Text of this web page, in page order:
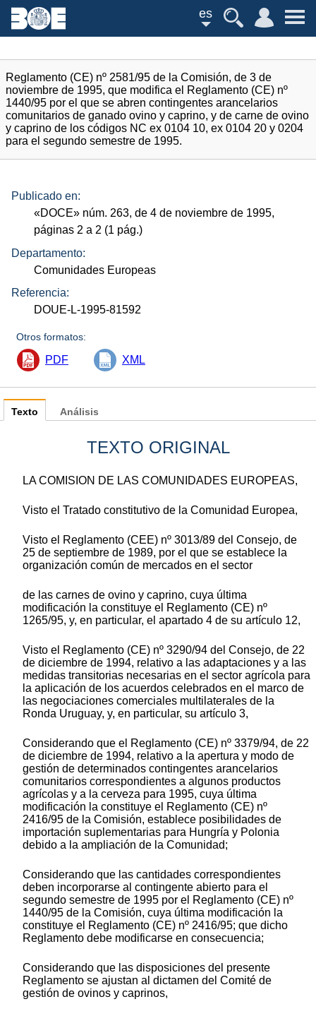
es
Reglamento (CE) nº 2581/95 de la Comisión, de 3 de
noviembre de 1995, que modifica el Reglamento (CE) nº
1440/95 por el que se abren contingentes arancelarios
comunitarios de ganado ovino y caprino, y de carne de ovino
y caprino de los códigos NC ex 0104 10, ex 0104 20 y 0204
para el segundo semestre de 1995.
Publicado en:
«DOCE» núm. 263, de 4 de noviembre de 1995,
páginas 2 a 2 (1 pág.)
Departamento:
Comunidades Europeas
Referencia:
DOUE-L-1995-81592
Otros formatos:
PDF XML
Texto
TEXTO ORIGINAL
LA COMISION DE LAS COMUNIDADES EUROPEAS,
Visto el Tratado constitutivo de la Comunidad Europea,
Visto el Reglamento (CEE) nº 3013/89 del Consejo, de
25 de septiembre de 1989, por el que se establece la
organización común de mercados en el sector
de las carnes de ovino y caprino, cuya última
modificación la constituye el Reglamento (CE) nº
1265/95, y, en particular, el apartado 4 de su artículo 12,
Visto el Reglamento (CE) nº 3290/94 del Consejo, de 22
de diciembre de 1994, relativo a las adaptaciones y a las
medidas transitorias necesarias en el sector agrícola para
la aplicación de los acuerdos celebrados en el marco de
las negociaciones comerciales multilaterales de la
Ronda Uruguay, y, en particular, su artículo 3,
Considerando que el Reglamento (CE) nº 3379/94, de 22
de diciembre de 1994, relativo a la apertura y modo de
gestión de determinados contingentes arancelarios
comunitarios correspondientes a algunos productos
agrícolas y a la cerveza para 1995, cuya última
modificación la constituye el Reglamento (CE) nº
2416/95 de la Comisión, establece posibilidades de
importación suplementarias para Hungría y Polonia
debido a la ampliación de la Comunidad;
Considerando que las cantidades correspondientes
deben incorporarse al contingente abierto para el
segundo semestre de 1995 por el Reglamento (CE) nº
1440/95 de la Comisión, cuya última modificación la
constituye el Reglamento (CE) nº 2416/95; que dicho
Reglamento debe modificarse en consecuencia;
Considerando que las disposiciones del presente
Reglamento se ajustan al dictamen del Comité de
gestión de ovinos y caprinos,
Análisis